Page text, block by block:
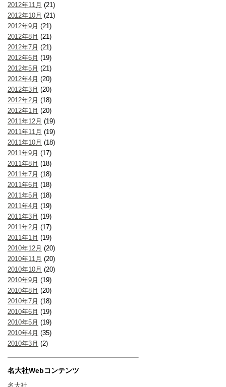
2012年11月 (21)
2012年10月 (21)
2012年9月 (21)
2012年8月 (21)
2012年7月 (21)
2012年6月 (19)
2012年5月 (21)
2012年4月 (20)
2012年3月 (20)
2012年2月 (18)
2012年1月 (20)
2011年12月 (19)
2011年11月 (19)
2011年10月 (18)
2011年9月 (17)
2011年8月 (18)
2011年7月 (18)
2011年6月 (18)
2011年5月 (18)
2011年4月 (19)
2011年3月 (19)
2011年2月 (17)
2011年1月 (19)
2010年12月 (20)
2010年11月 (20)
2010年10月 (20)
2010年9月 (19)
2010年8月 (20)
2010年7月 (18)
2010年6月 (19)
2010年5月 (19)
2010年4月 (35)
2010年3月 (2)
名大社Webコンテンツ
名大社